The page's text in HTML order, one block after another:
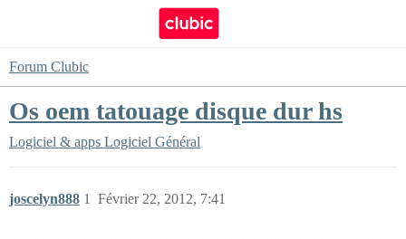
Forum Clubic
Os oem tatouage disque dur hs
Logiciel & apps Logiciel Général
joscelyn888 Février 22, 2012, 7:41
1